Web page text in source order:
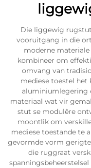
Die liggewig
vooruitgang in die
moderne
kombineer om
omvang van
mediese toestel
aluminiumlegering
materiaal wat vir
stut se modulêre
moontlik om
mediese toestande te
gevormde vorm gerigte
die ruggraat